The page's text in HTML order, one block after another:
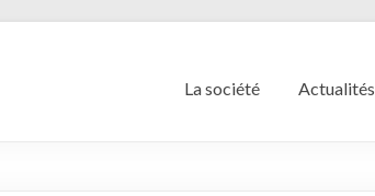
La société Actualités